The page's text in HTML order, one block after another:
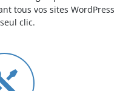
tous vos sites WordPress
clic.